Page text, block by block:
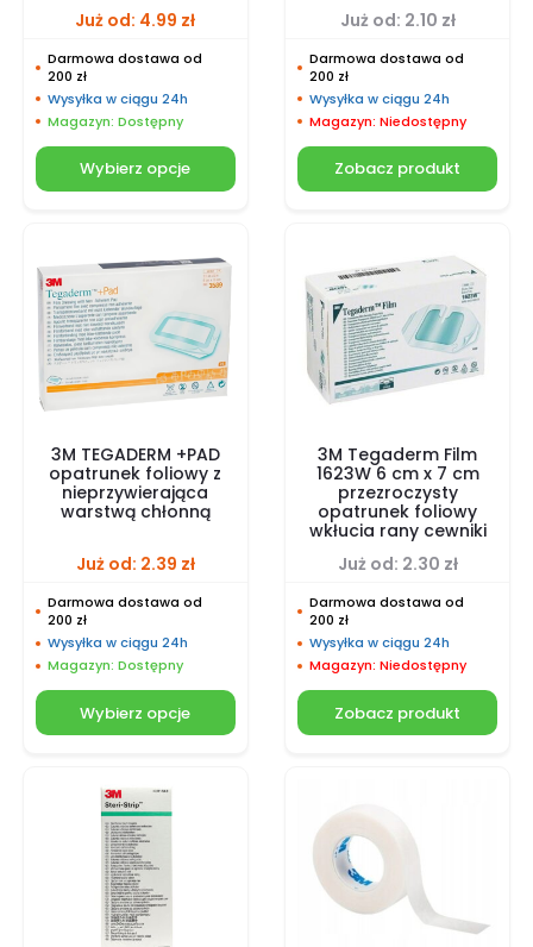
Już od: 4.99 zł
Darmowa dostawa od
200 zł
Wysyłka w ciągu 24h
Magazyn: Dostępny
Wybierz opcje
Już od: 2.10 zł
Darmowa dostawa od
200 zł
Wysyłka w ciągu 24h
Magazyn: Niedostępny
Zobacz produkt
3M TEGADERM +PAD
opatrunek foliowy z
nieprzywierająca
warstwą chłonną
Już od: 2.39 zł
Darmowa dostawa od
200 zł
Wysyłka w ciągu 24h
Magazyn: Dostępny
Wybierz opcje
3M Tegaderm Film
1623W 6 cm x 7 cm
przezroczysty
opatrunek foliowy
wkłucia rany cewniki
Już od: 2.30 zł
Darmowa dostawa od
200 zł
Wysyłka w ciągu 24h
Magazyn: Niedostępny
Zobacz produkt